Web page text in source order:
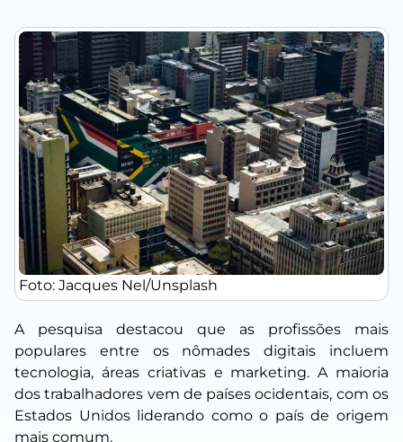
Foto: Jacques Nel/Unsplash
A pesquisa destacou que as profissões mais
populares entre os nômades digitais incluem
tecnologia, áreas criativas e marketing. A maioria
dos trabalhadores vem de países ocidentais, com os
Estados Unidos liderando como o país de origem
mais comum.